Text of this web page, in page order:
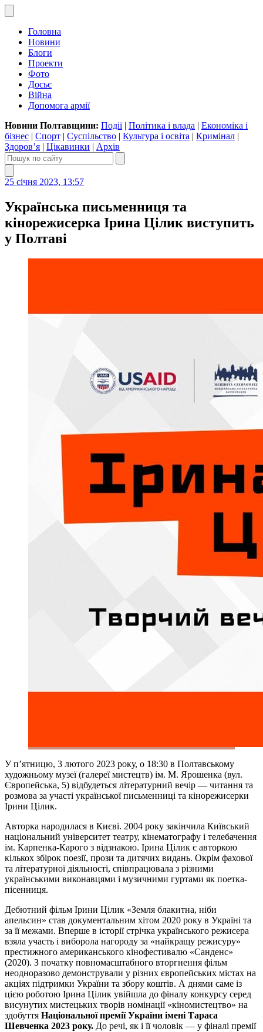
Головна
Новини
Блоги
Проекти
Фото
Досьє
Війна
Допомога армії
Новини Полтавщини: Події| Політика і влада | Економіка і
бізнес | Спорт | Суспільство | Культура і освіта | Кримінал |
Здоров’я | Цікавинки | Архів
25 січня 2023, 13:57
Українська письменниця та
кінорежисерка Ірина Цілик виступить
у Полтаві
У п’ятницю, 3 лютого 2023 року, о 18:30 в Полтавському
художньому музеї (галереї мистецтв) ім. М. Ярошенка (вул.
Європейська, 5) відбудеться літературний вечір — читання та
розмова за участі української письменниці та кінорежисерки
Ірини Цілик.
Авторка народилася в Києві. 2004 року закінчила Київський
національний університет театру, кінематографу і телебачення
ім. Карпенка-Карого з відзнакою. Ірина Цілик є авторкою
кількох збірок поезії, прози та дитячих видань. Окрім фахової
та літературної діяльності, співпрацювала з різними
українськими виконавцями і музичними гуртами як поетка-
пісенниця.
Дебютний фільм Ірини Цілик «Земля блакитна, ніби
апельсин» став документальним хітом 2020 року в Україні та
за її межами. Вперше в історії стрічка українського режисера
взяла участь і виборола нагороду за «найкращу режисуру»
престижного американського кінофестивалю «Санденс»
(2020). З початку повномасштабного вторгнення фільм
неодноразово демонстрували у різних європейських містах на
акціях підтримки України та збору коштів. А днями саме із
цією роботою Ірина Цілик увійшла до фіналу конкурсу серед
висунутих мистецьких творів номінації «кіномистецтво» на
здобуття Національної премії України імені Тараса
Шевченка 2023 року. До речі, як і її чоловік — у фіналі премії